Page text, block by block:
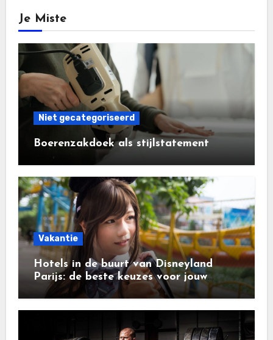
Je Miste
Niet gecategoriseerd
Boerenzakdoek als stijlstatement
Vakantie
Hotels in de buurt van Disneyland
Parijs: de beste keuzes voor jouw
vakantie